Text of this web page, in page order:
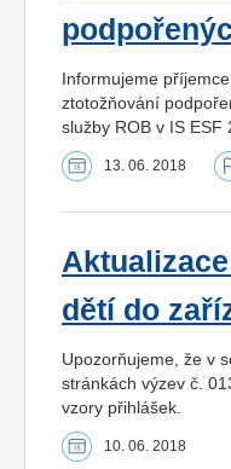
Informujeme
ztotožňování
služby ROB v IS ESF
13. 06. 2018
dětí do
Upozorňujeme, že v
stránkách výzev č.
vzory přihlášek.
10. 06. 2018